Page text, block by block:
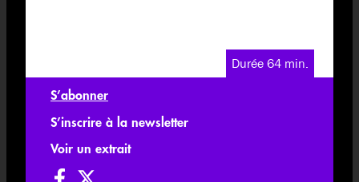
Durée 64 min.
S’abonner
S’inscrire à la newsletter
Voir un extrait